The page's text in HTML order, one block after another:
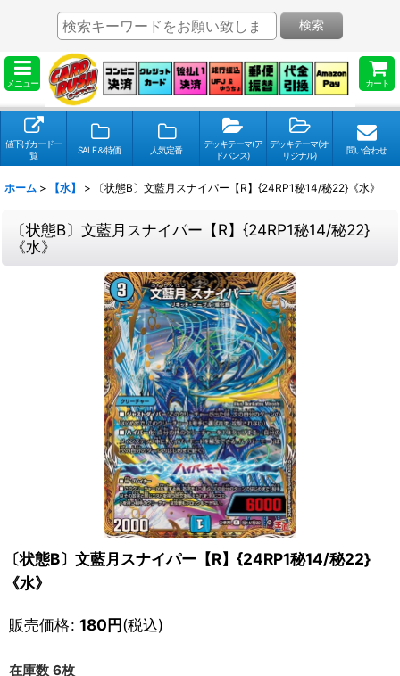
メニュー カート
検索
値下げカード一
覧
SALE＆特価 人気定番
デッキテーマ(ア
ドバンス)
デッキテーマ(オ
リジナル)
問い合わせ
ホーム > 【水】 > 〔状態B〕文藍月スナイパー【R】{24RP1秘14/秘22}《水》
〔状態B〕文藍月スナイパー【R】{24RP1秘14/秘22}
《水》
〔状態B〕文藍月スナイパー【R】{24RP1秘14/秘22}
《水》
販売価格: 180円(税込)
在庫数 6枚